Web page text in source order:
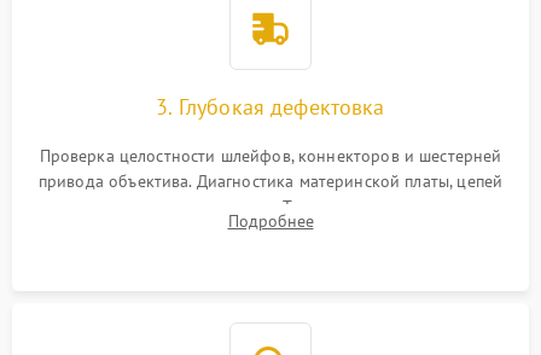
3. Глубокая дефектовка
Проверка целостности шлейфов, коннекторов и шестерней
привода объектива. Диагностика материнской платы, цепей
питания и картоприемника. Тестирование механизма
затвора и блока внутрикамерной стабилизации.
Подробнее